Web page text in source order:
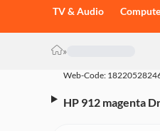
TV & Audio
»
Web-Code:
HP 912 magenta